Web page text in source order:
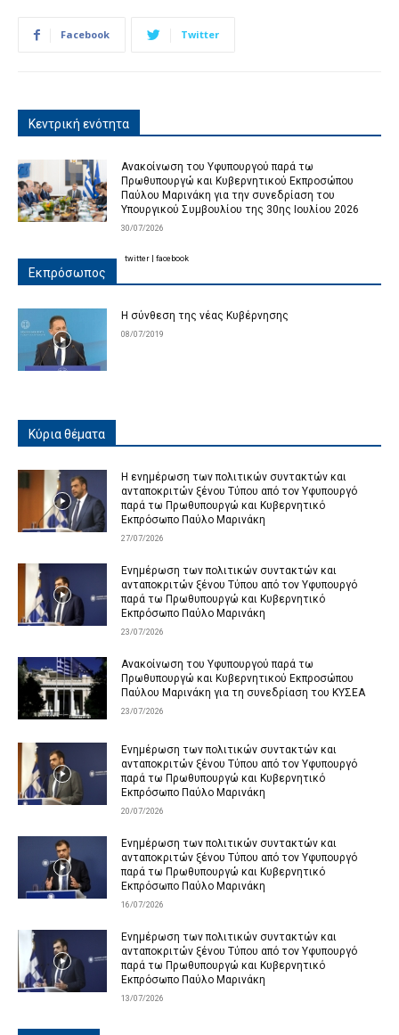
Facebook Twitter
Κεντρική ενότητα
Ανακοίνωση του Υφυπουργού παρά τω
Πρωθυπουργώ και Κυβερνητικού Εκπροσώπου
Παύλου Μαρινάκη για την συνεδρίαση του
Υπουργικού Συμβουλίου της 30ης Ιουλίου 2026
30/07/2026
Εκπρόσωπος
Η σύνθεση της νέας Κυβέρνησης
08/07/2019
twitter facebook
Κύρια θέματα
Η ενημέρωση των πολιτικών συντακτών και
ανταποκριτών ξένου Τύπου από τον Υφυπουργό
παρά τω Πρωθυπουργώ και Κυβερνητικό
Εκπρόσωπο Παύλο Μαρινάκη
27/07/2026
Ενημέρωση των πολιτικών συντακτών και
ανταποκριτών ξένου Τύπου από τον Υφυπουργό
παρά τω Πρωθυπουργώ και Κυβερνητικό
Εκπρόσωπο Παύλο Μαρινάκη
23/07/2026
Ανακοίνωση του Υφυπουργού παρά τω
Πρωθυπουργώ και Κυβερνητικού Εκπροσώπου
Παύλου Μαρινάκη για τη συνεδρίαση του ΚΥΣΕΑ
23/07/2026
Ενημέρωση των πολιτικών συντακτών και
ανταποκριτών ξένου Τύπου από τον Υφυπουργό
παρά τω Πρωθυπουργώ και Κυβερνητικό
Εκπρόσωπο Παύλο Μαρινάκη
20/07/2026
Ενημέρωση των πολιτικών συντακτών και
ανταποκριτών ξένου Τύπου από τον Υφυπουργό
παρά τω Πρωθυπουργώ και Κυβερνητικό
Εκπρόσωπο Παύλο Μαρινάκη
16/07/2026
Ενημέρωση των πολιτικών συντακτών και
ανταποκριτών ξένου Τύπου από τον Υφυπουργό
παρά τω Πρωθυπουργώ και Κυβερνητικό
Εκπρόσωπο Παύλο Μαρινάκη
13/07/2026